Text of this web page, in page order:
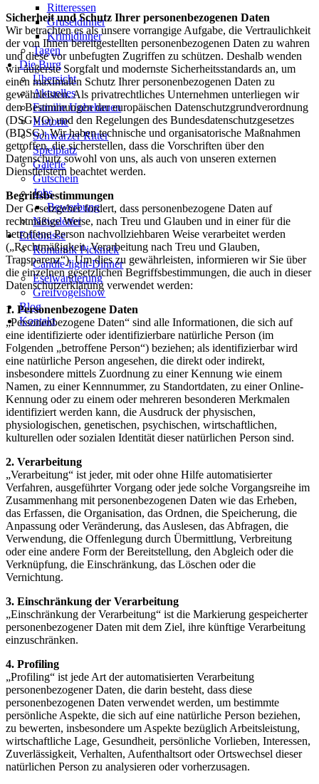
Ritteressen
Gruseldinner
Krimidinner
Tagen
Die Burg
Übersicht
Aktuelles
Familie Unbehauen
Historie
Schwarzer Ritter
Spielplatz
Galerie
Gutschein
Jobs
Bewerbung
Newsletter
Erlebnisse
Romantik Picknick
Candle-light-Dinner
Eselwanderung
Greifvogelshow
Blog
Kontakt
Sicherheit und Schutz Ihrer personenbezogenen Daten
Wir betrachten es als unsere vorrangige Aufgabe, die Vertraulichkeit
der von Ihnen bereitgestellten personenbezogenen Daten zu wahren
und diese vor unbefugten Zugriffen zu schützen. Deshalb wenden
wir äußerste Sorgfalt und modernste Sicherheitsstandards an, um
einen maximalen Schutz Ihrer personenbezogenen Daten zu
gewährleisten. Als privatrechtliches Unternehmen unterliegen wir
den Bestimmungen der europäischen Datenschutzgrundverordnung
(DSGVO) und den Regelungen des Bundesdatenschutzgesetzes
(BDSG). Wir haben technische und organisatorische Maßnahmen
getroffen, die sicherstellen, dass die Vorschriften über den
Datenschutz sowohl von uns, als auch von unseren externen
Dienstleistern beachtet werden.
Begriffsbestimmungen
Der Gesetzgeber fordert, dass personenbezogene Daten auf
rechtmäßige Weise, nach Treu und Glauben und in einer für die
betroffene Person nachvollziehbaren Weise verarbeitet werden
(„Rechtmäßigkeit, Verarbeitung nach Treu und Glauben,
Transparenz“). Um dies zu gewährleisten, informieren wir Sie über
die einzelnen gesetzlichen Begriffsbestimmungen, die auch in dieser
Datenschutzerklärung verwendet werden:
1. Personenbezogene Daten
„Personenbezogene Daten“ sind alle Informationen, die sich auf
eine identifizierte oder identifizierbare natürliche Person (im
Folgenden „betroffene Person“) beziehen; als identifizierbar wird
eine natürliche Person angesehen, die direkt oder indirekt,
insbesondere mittels Zuordnung zu einer Kennung wie einem
Namen, zu einer Kennnummer, zu Standortdaten, zu einer Online-
Kennung oder zu einem oder mehreren besonderen Merkmalen
identifiziert werden kann, die Ausdruck der physischen,
physiologischen, genetischen, psychischen, wirtschaftlichen,
kulturellen oder sozialen Identität dieser natürlichen Person sind.
2. Verarbeitung
„Verarbeitung“ ist jeder, mit oder ohne Hilfe automatisierter
Verfahren, ausgeführter Vorgang oder jede solche Vorgangsreihe im
Zusammenhang mit personenbezogenen Daten wie das Erheben,
das Erfassen, die Organisation, das Ordnen, die Speicherung, die
Anpassung oder Veränderung, das Auslesen, das Abfragen, die
Verwendung, die Offenlegung durch Übermittlung, Verbreitung
oder eine andere Form der Bereitstellung, den Abgleich oder die
Verknüpfung, die Einschränkung, das Löschen oder die
Vernichtung.
3. Einschränkung der Verarbeitung
„Einschränkung der Verarbeitung“ ist die Markierung gespeicherter
personenbezogener Daten mit dem Ziel, ihre künftige Verarbeitung
einzuschränken.
4. Profiling
„Profiling“ ist jede Art der automatisierten Verarbeitung
personenbezogener Daten, die darin besteht, dass diese
personenbezogenen Daten verwendet werden, um bestimmte
persönliche Aspekte, die sich auf eine natürliche Person beziehen,
zu bewerten, insbesondere um Aspekte bezüglich Arbeitsleistung,
wirtschaftliche Lage, Gesundheit, persönliche Vorlieben, Interessen,
Zuverlässigkeit, Verhalten, Aufenthaltsort oder Ortswechsel dieser
natürlichen Person zu analysieren oder vorherzusagen.